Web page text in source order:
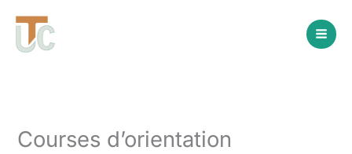
contenu
Courses d’orientation